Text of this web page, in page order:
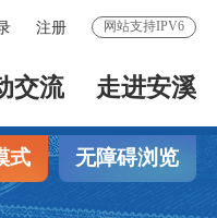
注册 网站支持IPV6
交流 走进安溪
式 无障碍浏览